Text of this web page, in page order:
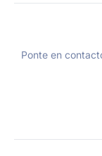
Ponte en